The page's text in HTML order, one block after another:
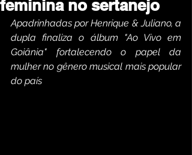
feminina no sertanejo
Apadrinhadas por Henrique & Juliano, a
dupla finaliza o álbum "Ao Vivo em
Goiânia" fortalecendo o papel da
mulher no gênero musical mais popular
do país